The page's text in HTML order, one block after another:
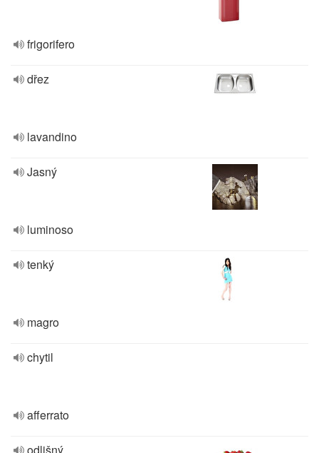
frigorifero
dřez
lavandino
Jasný
luminoso
tenký
magro
chytil
afferrato